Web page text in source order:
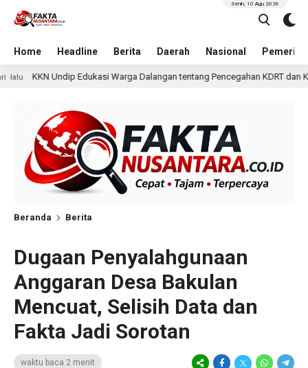
Home Headline Berita Daerah Nasional
Senin, 10 Agu 2026
Dalangan tentang Pencegahan KDRT dan Komunikasi Keluarga
Beranda Berita
Dugaan Penyalahgunaan
Anggaran Desa Bakulan
Mencuat, Selisih Data dan
Fakta Jadi Sorotan
waktu baca 2 menit